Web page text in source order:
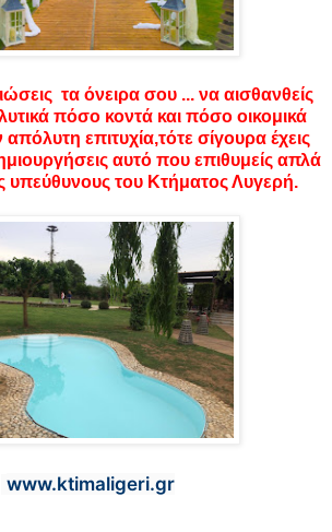
τα όνειρα σου ... να αισθανθείς
πόσο κοντά και πόσο οικομικά
απόλυτη επιτυχία,τότε σίγουρα έχεις
αυτό που επιθυμείς απλά
υπεύθυνους του Κτήματος Λυγερή.
www.ktimaligeri.gr